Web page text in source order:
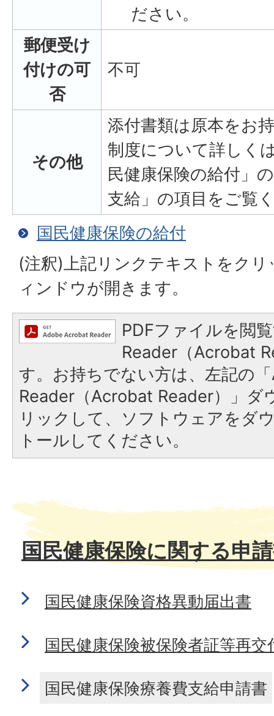
ださい。
郵便受け
付けの可
否
不可
その他
添付書類は原本をお
制度について詳しく
民健康保険の給付」
支給」の項目をご覧
国民健康保険の給付
(注釈)上記リンクテキストをク
ィンドウが開きます。
PDFファイルを閲
Reader（Acrobat
す。お持ちでない方は、左記の
Reader（Acrobat Reader）」ダ
リックして、ソフトウェアをダ
トールしてください。
国民健康保険に関する申
国民健康保険資格異動届出書
国民健康保険被保険者証等再交
国民健康保険療養費支給申請書